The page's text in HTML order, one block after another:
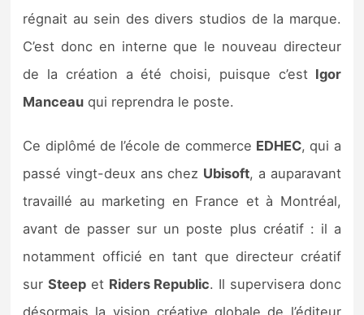
Précommandes
Précommandes jeux Switch 2
Bons plans
régnait au sein des divers studios de la marque.
C’est donc en interne que le nouveau directeur
de la création a été choisi, puisque c’estIgor
Manceau qui reprendra le poste.
Ce diplômé de l’école de commerce EDHEC, qui a
passé vingt-deux ans chez Ubisoft, a auparavant
travaillé au marketing en France et à Montréal,
avant de passer sur un poste plus créatif : il a
notamment officié en tant que directeur créatif
surSteep et Riders Republic. Il supervisera donc
désormais la vision créative globale de l’éditeur